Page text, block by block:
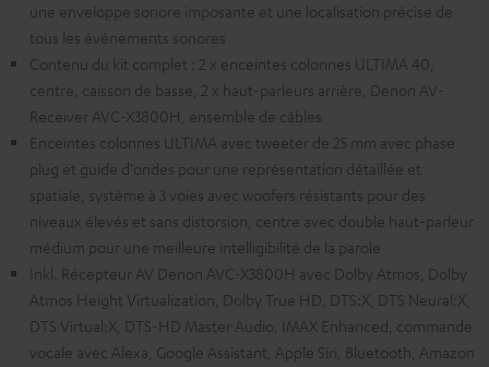
une enveloppe sonore imposante et une localisation précise de
tous les événements sonores
Contenu du kit complet : 2 x enceintes colonnes ULTIMA 40,
centre, caisson de basse, 2 x haut-parleurs arrière, Denon AV-
Receiver AVC-X3800H, ensemble de câbles
Enceintes colonnes ULTIMA avec tweeter de 25 mm avec phase
plug et guide d'ondes pour une représentation détaillée et
spatiale, système à 3 voies avec woofers résistants pour des
niveaux élevés et sans distorsion, centre avec double haut-parleur
médium pour une meilleure intelligibilité de la parole
Inkl. Récepteur AV Denon AVC-X3800H avec Dolby Atmos, Dolby
Atmos Height Virtualization, Dolby True HD, DTS:X, DTS Neural:X,
DTS Virtual:X, DTS-HD Master Audio, IMAX Enhanced, commande
vocale avec Alexa, Google Assistant, Apple Siri, Bluetooth, Amazon